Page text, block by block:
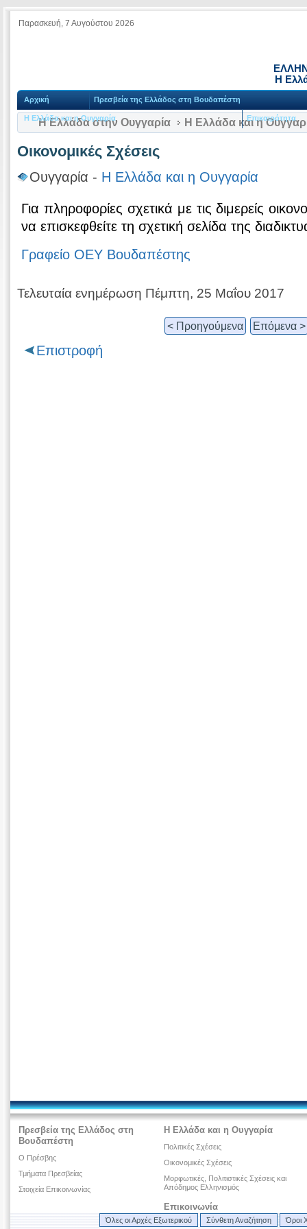
Παρασκευή, 7 Αυγούστου 2026
Η
Αρχική Πρεσβεία της Ελλάδος στη Βουδαπέστη
Η Ελλάδα και η Ουγγαρία Επικαιρότητα
Η Ελλάδα στην Ουγγαρία Η Ελλάδα και η
Οικονομικές Σχέσεις
Ουγγαρία - Η Ελλάδα και η Ουγγαρία
Για πληροφορίες σχετικά με τις διμερείς
να επισκεφθείτε τη σχετική σελίδα της
Γραφείο ΟΕΥ Βουδαπέστης
Τελευταία ενημέρωση Πέμπτη, 25 Μαΐου 2017
< Προηγούμενα Επόμενα >
Επιστροφή
Πρεσβεία της Ελλάδος στη
Βουδαπέστη
Ο Πρέσβης
Τμήματα Πρεσβείας
Στοιχεία Επικοινωνίας
Η Ελλάδα και η Ουγγαρία
Πολιτικές Σχέσεις
Οικονομικές Σχέσεις
Μορφωτικές, Πολιτιστικές Σχέσεις και
Απόδημος Ελληνισμός
Επικοινωνία
Όλες οι Αρχές Εξωτερικού Σύνθετη Αναζήτηση Όροι